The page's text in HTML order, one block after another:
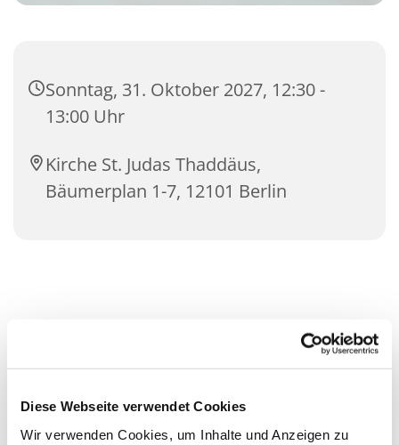
Diese Webseite verwendet Cookies
Wir verwenden Cookies, um Inhalte und Anzeigen zu
Sonntag, 31. Oktober 2027, 12:30 -
13:00 Uhr
Kirche St. Judas Thaddäus,
Bäumerplan 1-7, 12101 Berlin